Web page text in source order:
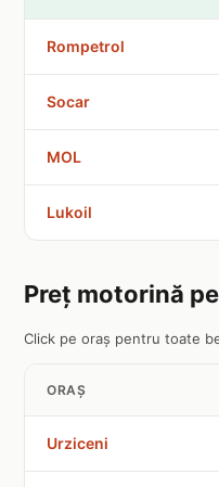
Rompetrol
Socar
MOL
Lukoil
Preț motorină
Click pe oraș pentru toate
ORAȘ
Urziceni